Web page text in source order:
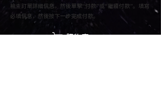
檢查訂單詳細信息，然後單擊“付款”或“繼續付款”。填寫
必填信息，然後按下一步完成付款。
購物車